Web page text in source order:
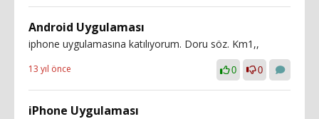
Android Uygulaması
iphone uygulamasına katılıyorum. Doru söz. Km1,,
13 yıl önce 0 0
iPhone Uygulaması